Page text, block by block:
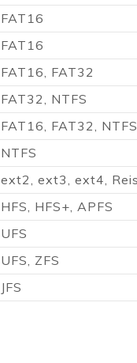
FAT16
FAT16
FAT16, FAT32
FAT32, NTFS
FAT16, FAT32, NTFS
NTFS
ext2, ext3, ext4,
HFS, HFS+, APFS
UFS
UFS, ZFS
JFS